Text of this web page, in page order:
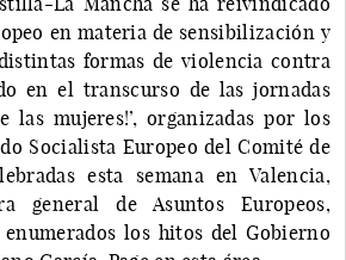
en materia de sensibilización y
formas de violencia contra
en el transcurso de las jornadas
las mujeres!’, organizadas por los
Socialista Europeo del Comité de
esta semana en Valencia,
general de Asuntos Europeos,
los hitos del Gobierno